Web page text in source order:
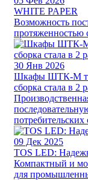
WHITE PAPER
Возможность
протяженностью
30 Янв 2026
Шкафы ШТК-М
сборка стала в 2
09 Дек 2025
TOS LED:
Компактный и
для